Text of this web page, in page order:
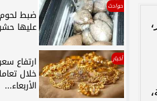
حوادث
ضبط
عليها
أخبار ارتفاع
خلال
الأربعاء...